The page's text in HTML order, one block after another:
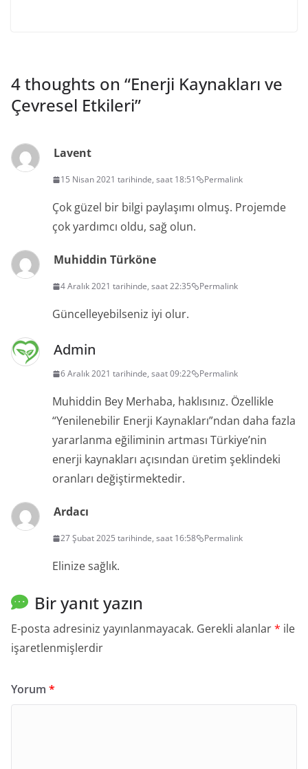
4 thoughts on “Enerji Kaynakları ve
Çevresel Etkileri”
Lavent
15 Nisan 2021 tarihinde, saat 18:51 Permalink
Çok güzel bir bilgi paylaşımı olmuş. Projemde
çok yardımcı oldu, sağ olun.
Muhiddin Türköne
4 Aralık 2021 tarihinde, saat 22:35 Permalink
Güncelleyebilseniz iyi olur.
Admin
6 Aralık 2021 tarihinde, saat 09:22 Permalink
Muhiddin Bey Merhaba, haklısınız. Özellikle
“Yenilenebilir Enerji Kaynakları”ndan daha fazla
yararlanma eğiliminin artması Türkiye’nin
enerji kaynakları açısından üretim şeklindeki
oranları değiştirmektedir.
Ardacı
27 Şubat 2025 tarihinde, saat 16:58 Permalink
Elinize sağlık.
Bir yanıt yazın
E-posta adresiniz yayınlanmayacak. Gerekli alanlar* ile
işaretlenmişlerdir
Yorum *